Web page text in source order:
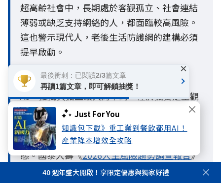
Just For You
知識包下載》重工業到餐飲都用AI！
產業降本增效全攻略
超高齡社會中，長期處於客觀孤立、社會連結
薄弱或缺乏支持網絡的人，都面臨較高風險。
這也警示現代人，老後生活防護網的建構必須
提早啟動。
Q3. 孤獨與孤立有什麼不同？
A3：孤獨與孤立最大的不同，在於孤獨是主觀
的心理感受，孤立則是客觀的社會連結狀態。
一個人即使不覺得孤單，也可能因與家人、朋
友或社會網絡互動不足，而處於客觀孤立的狀
態。國泰人壽《2026人生風險趨勢調查報告》
指出，這類「自覺不孤獨、卻客觀孤立」的
40 週年盛大開啟！享限定優惠與獨家好禮
最後衝刺：已閱讀2/3篇文章
再讀1篇文章，即可解鎖抽獎！
×